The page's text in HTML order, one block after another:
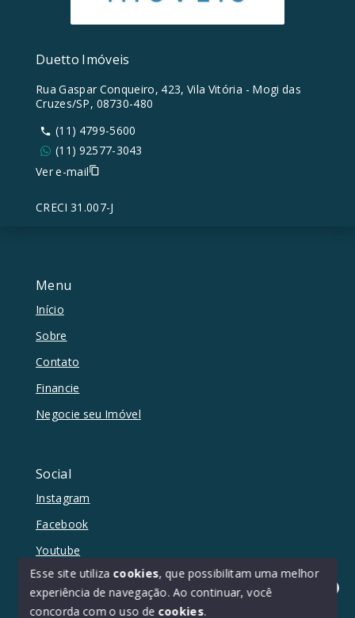
Olá! Estamos disponíveis para te ajudar.
Menu
Início
Sobre
Contato
Financie
Negocie seu Imóvel
Social
Instagram
Facebook
Youtube
© Copyright 2026 - Duetto Imóveis - Todos os direitos
Duetto Imóveis
Rua Gaspar Conqueiro, 423, Vila Vitória - Mogi das
Cruzes/SP, 08730-480
(11) 4799-5600
(11) 92577-3043
Ver e-mail
CRECI 31.007-J
Esse site utiliza cookies, que possibilitam uma melhor
experiência de navegação. Ao continuar, você
concorda com o uso de cookies.